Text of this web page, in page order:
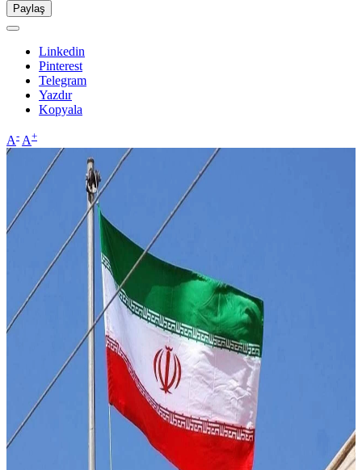
Paylaş
Linkedin
Pinterest
Telegram
Yazdır
Kopyala
A- A+